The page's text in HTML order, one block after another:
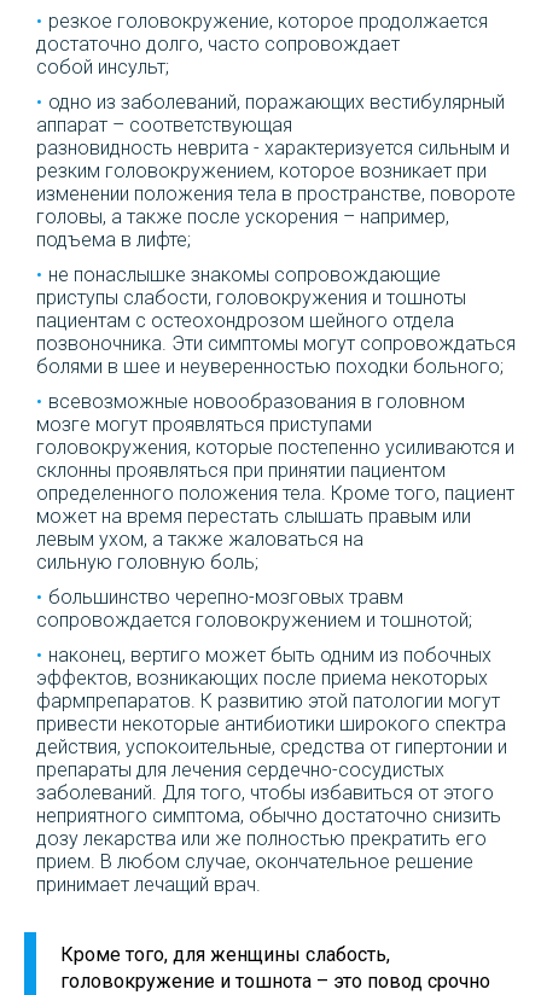
резкое головокружение, которое продолжается
достаточно долго, часто сопровождает
собой инсульт;
одно из заболеваний, поражающих вестибулярный
аппарат – соответствующая
разновидность неврита - характеризуется сильным и
резким головокружением, которое возникает при
изменении положения тела в пространстве, повороте
головы, а также после ускорения – например,
подъема в лифте;
не понаслышке знакомы сопровождающие
приступы слабости, головокружения и тошноты
пациентам с остеохондрозом шейного отдела
позвоночника. Эти симптомы могут сопровождаться
болями в шее и неуверенностью походки больного;
всевозможные новообразования в головном
мозге могут проявляться приступами
головокружения, которые постепенно усиливаются и
склонны проявляться при принятии пациентом
определенного положения тела. Кроме того, пациент
может на время перестать слышать правым или
левым ухом, а также жаловаться на
сильную головную боль;
большинство черепно-мозговых травм
сопровождается головокружением и тошнотой;
наконец, вертиго может быть одним из побочных
эффектов, возникающих после приема некоторых
фармпрепаратов. К развитию этой патологии могут
привести некоторые антибиотики широкого спектра
действия, успокоительные, средства от гипертонии и
препараты для лечения сердечно-сосудистых
заболеваний. Для того, чтобы избавиться от этого
неприятного симптома, обычно достаточно снизить
дозу лекарства или же полностью прекратить его
прием. В любом случае, окончательное решение
принимает лечащий врач.
Кроме того, для женщины слабость,
головокружение и тошнота – это повод срочно